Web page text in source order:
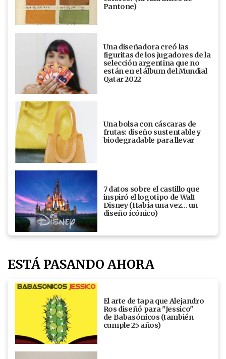
Pantone)
Una diseñadora creó las
figuritas de los jugadores de la
selección argentina que no
están en el álbum del Mundial
Qatar 2022
Una bolsa con cáscaras de
frutas: diseño sustentable y
biodegradable para llevar
7 datos sobre el castillo que
inspiró el logotipo de Walt
Disney (Había una vez... un
diseño ícónico)
ESTÁ PASANDO AHORA
El arte de tapa que Alejandro
Ros diseñó para "Jessico"
de Babasónicos (también
cumple 25 años)